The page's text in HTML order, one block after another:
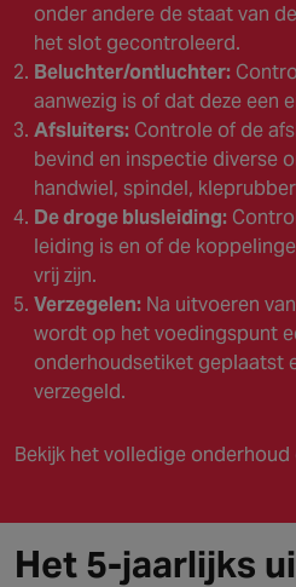
onder andere de staat van
het slot gecontroleerd.
Beluchter/ontluchter:
aanwezig is of dat deze een
Afsluiters: Controle of de
bevind en inspectie diverse
handwiel, spindel,
De droge blusleiding:
leiding is en of de
vrij zijn.
Verzegelen: Na uitvoeren
wordt op het voedingspunt
onderhoudsetiket geplaatst
verzegeld.
Bekijk het volledige
Het 5-jaarlijks